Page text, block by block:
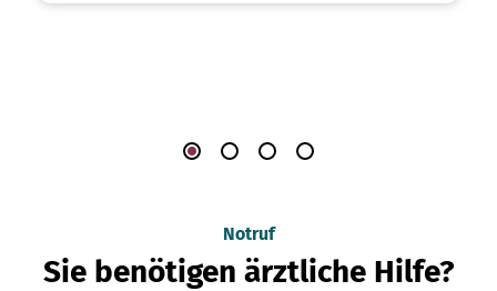
Notruf
Sie benötigen ärztliche Hilfe?